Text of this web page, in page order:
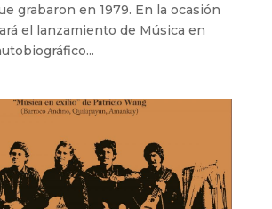
grabaron en 1979. En la ocasión
el lanzamiento de Música en